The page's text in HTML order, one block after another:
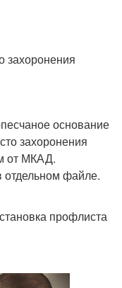
захоронения
основание
захоронения
от МКАД.
отдельном файле.
профлиста